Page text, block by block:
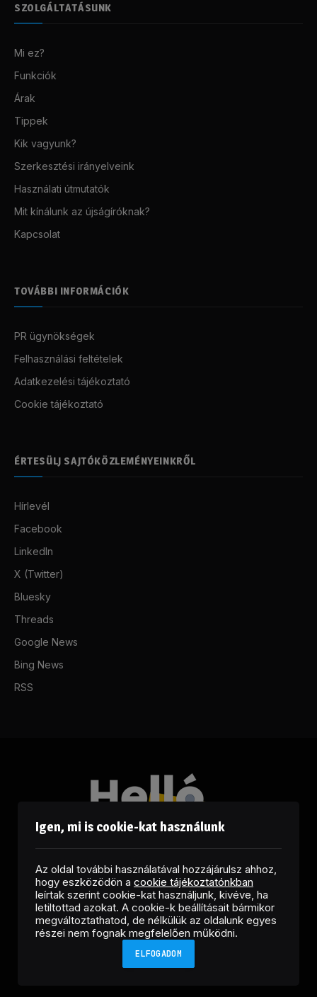
SZOLGÁLTATÁSUNK
Mi ez?
Funkciók
Árak
Tippek
Kik vagyunk?
Szerkesztési irányelveink
Használati útmutatók
Mit kínálunk az újságíróknak?
Kapcsolat
TOVÁBBI INFORMÁCIÓK
PR ügynökségek
Felhasználási feltételek
Adatkezelési tájékoztató
Cookie tájékoztató
ÉRTESÜLJ SAJTÓKÖZLEMÉNYEINKRŐL
Hírlevél
Facebook
LinkedIn
X (Twitter)
Bluesky
Threads
Google News
Bing News
RSS
FacebookLinkedInX
(Twitter)
RSS
Igen, mi is cookie-kat használunk
Az oldal további használatával hozzájárulsz ahhoz,
hogy eszközödön a cookie tájékoztatónkban
leírtak szerint cookie-kat használjunk, kivéve, ha
letiltottad azokat. A cookie-k beállításait bármikor
megváltoztathatod, de nélkülük az oldalunk egyes
részei nem fognak megfelelően működni.
ELFOGADOM